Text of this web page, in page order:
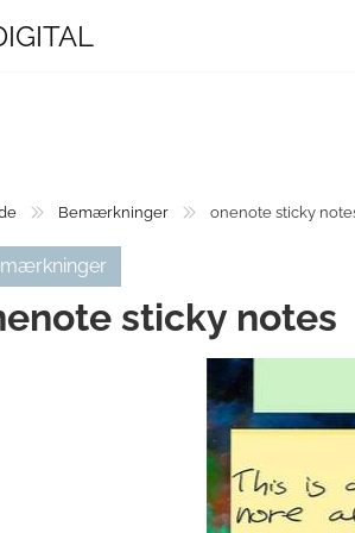
Bemærkninger onenote sticky
sticky notes